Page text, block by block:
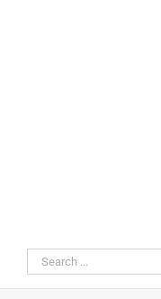
Search
for: